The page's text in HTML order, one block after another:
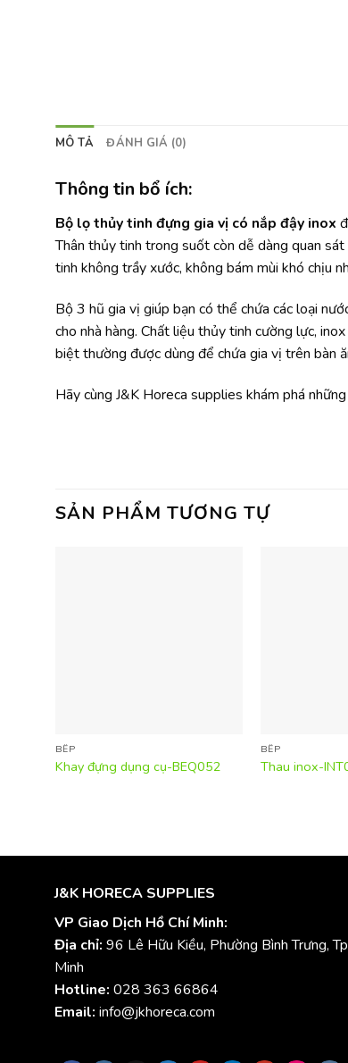
MÔ TẢ ĐÁNH GIÁ (0)
Thông tin bổ ích:
Bộ lọ thủy tinh đựng gia vị có nắp đậy inox
Thân thủy tinh trong suốt còn dễ dàng quan
tinh không trầy xước, không bám mùi khó chịu
Bộ 3 hũ gia vị giúp bạn có thể chứa các loại
cho nhà hàng. Chất liệu thủy tinh cường lực,
biệt thường được dùng để chứa gia vị trên bàn
Hãy cùng J&K Horeca supplies khám phá
SẢN PHẨM TƯƠNG TỰ
BẾP
Khay đựng dụng cụ-BEQ052
BẾP
Thau inox-
J&K HORECA SUPPLIES
VP Giao Dịch Hồ Chí Minh:
Địa chỉ: 96 Lê Hữu Kiều, Phường Bình Trưng,
Minh
Hotline: 028 363 66864
Email: info@jkhoreca.com